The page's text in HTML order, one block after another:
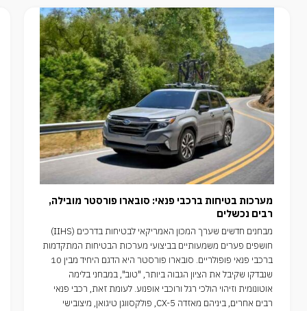
מערכות בטיחות ברכבי פנאי: סובארו פורסטר מובילה,
רבים נכשלים
מבחנים חדשים שערך המכון האמריקאי לבטיחות בדרכים (IIHS)
חושפים פערים משמעותיים בביצועי מערכות הבטיחות המתקדמות
ברכבי פנאי פופולריים. סובארו פורסטר היא הדגם היחיד מבין 10
שנבדקו שקיבל את הציון הגבוה ביותר, "טוב", במבחני בלימה
אוטונומית וזיהוי הולכי רגל ורוכבי אופנוע. לעומת זאת, רכבי פנאי
רבים אחרים, ביניהם מאזדה CX-5, פולקסווגן טיגואן, מיצובישי